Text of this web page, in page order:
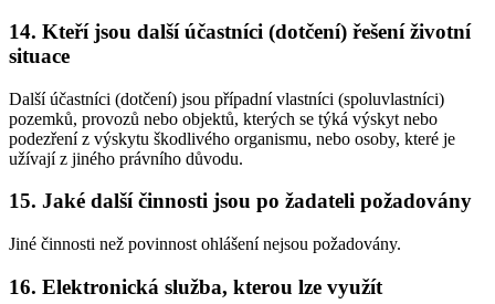
14. Kteří jsou další účastníci (dotčení) řešení životní
situace
Další účastníci (dotčení) jsou případní vlastníci (spoluvlastníci)
pozemků, provozů nebo objektů, kterých se týká výskyt nebo
podezření z výskytu škodlivého organismu, nebo osoby, které je
užívají z jiného právního důvodu.
15. Jaké další činnosti jsou po žadateli požadovány
Jiné činnosti než povinnost ohlášení nejsou požadovány.
16. Elektronická služba, kterou lze využít